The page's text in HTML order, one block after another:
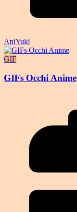
AniYuki
GIF
GIFs Occhi Anime